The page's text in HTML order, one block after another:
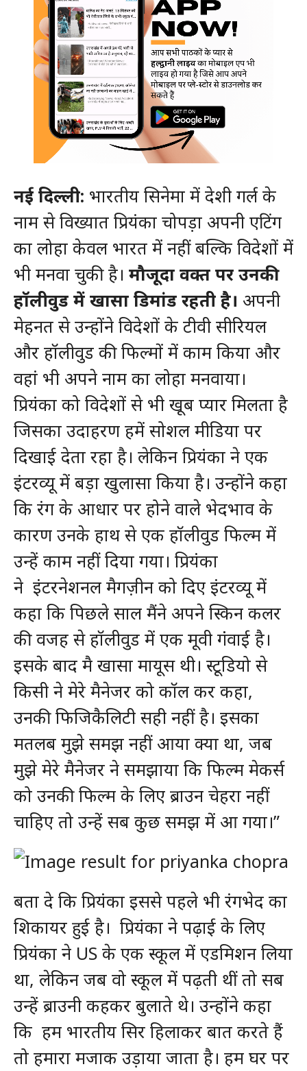
नई दिल्ली: भारतीय सिनेमा में देशी गर्ल के
नाम से विख्यात प्रियंका चोपड़ा अपनी एटिंग
का लोहा केवल भारत में नहीं बल्कि विदेशों में
भी मनवा चुकी है। मौजूदा वक्त पर उनकी
हॉलीवुड में खासा डिमांड रहती है। अपनी
मेहनत से उन्होंने विदेशों के टीवी सीरियल
और हॉलीवुड की फिल्मों में काम किया और
वहां भी अपने नाम का लोहा मनवाया।
प्रियंका को विदेशों से भी खूब प्यार मिलता है
जिसका उदाहरण हमें सोशल मीडिया पर
दिखाई देता रहा है। लेकिन प्रियंका ने एक
इंटरव्यू में बड़ा खुलासा किया है। उन्होंने कहा
कि रंग के आधार पर होने वाले भेदभाव के
कारण उनके हाथ से एक हॉलीवुड फिल्म में
उन्हें काम नहीं दिया गया। प्रियंका
ने इंटरनेशनल मैगज़ीन को दिए इंटरव्यू में
कहा कि पिछले साल मैंने अपने स्किन कलर
की वजह से हॉलीवुड में एक मूवी गंंवाई है।
इसके बाद मै खासा मायूस थी। स्टूडियो से
किसी ने मेरे मैनेजर को कॉल कर कहा,
उनकी फिजिकैलिटी सही नहीं है। इसका
मतलब मुझे समझ नहीं आया क्या था, जब
मुझे मेरे मैनेजर ने समझाया कि फिल्म मेकर्स
को उनकी फिल्म के लिए ब्राउन चेहरा नहीं
चाहिए तो उन्हें सब कुछ समझ में आ गया।”
बता दे कि प्रियंका इससे पहले भी रंगभेद का
शिकायर हुई है। प्रियंका ने पढ़ाई के लिए
प्रियंका ने US के एक स्कूल में एडमिशन लिया
था, लेकिन जब वो स्कूल में पढ़ती थीं तो सब
उन्हें ब्राउनी कहकर बुलाते थे। उन्होंने कहा
कि हम भारतीय सिर हिलाकर बात करते हैं
तो हमारा मजाक उड़ाया जाता है। हम घर पर